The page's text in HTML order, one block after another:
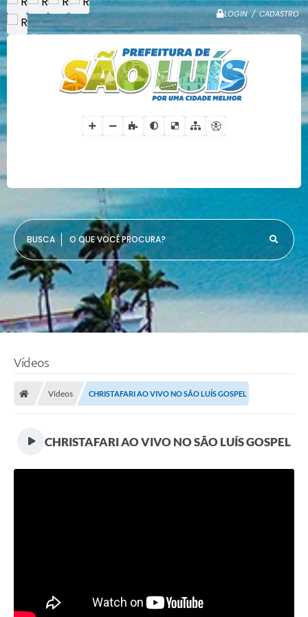
LOGIN / CADASTRO
O QUE VOCÊ PROCURA?
Vídeos
Vídeos CHRISTAFARI AO VIVO NO SÃO LUÍS GOSPEL
CHRISTAFARI AO VIVO NO SÃO LUÍS GOSPEL